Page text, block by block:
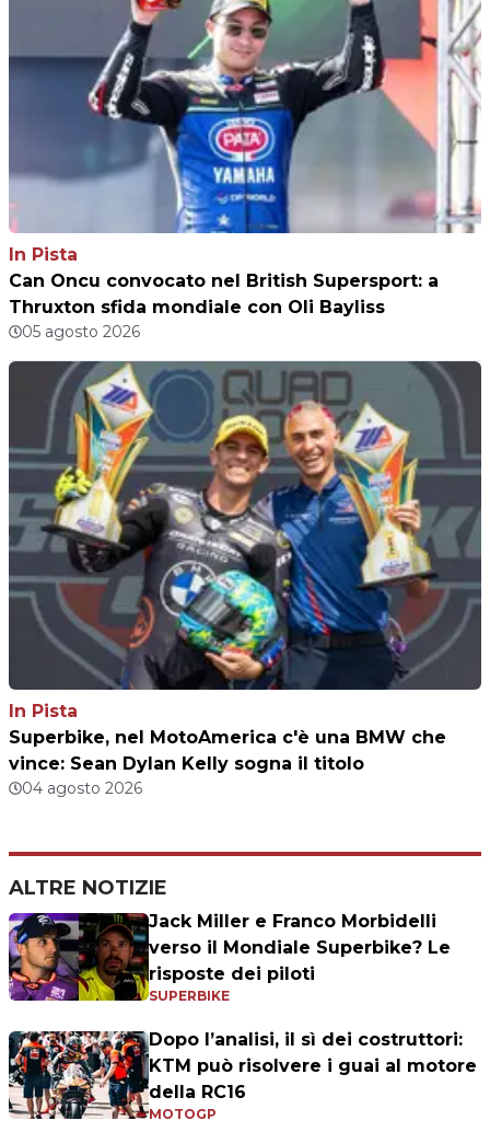
In Pista
Can Oncu convocato nel British Supersport: a
Thruxton sfida mondiale con Oli Bayliss
05 agosto 2026
In Pista
Superbike, nel MotoAmerica c'è una BMW che
vince: Sean Dylan Kelly sogna il titolo
04 agosto 2026
ALTRE NOTIZIE
Jack Miller e Franco Morbidelli
verso il Mondiale Superbike? Le
risposte dei piloti
SUPERBIKE
Dopo l’analisi, il sì dei costruttori:
KTM può risolvere i guai al motore
della RC16
MOTOGP